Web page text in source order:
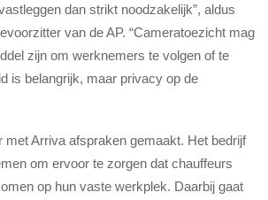
dan strikt noodzakelijk”, aldus
van de AP. “Cameratoezicht mag
zijn om werknemers te volgen of te
is belangrijk, maar privacy op de
met Arriva afspraken gemaakt. Het bedrijf
om ervoor te zorgen dat chauffeurs
op hun vaste werkplek. Daarbij gaat